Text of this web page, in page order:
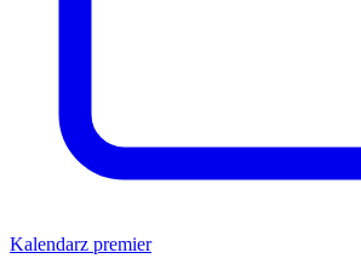
Kalendarz premier